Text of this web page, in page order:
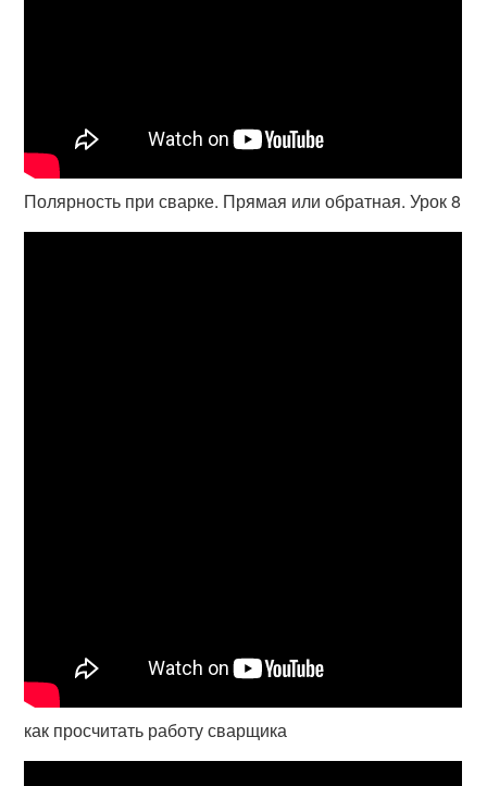
Полярность при сварке. Прямая или обратная. Урок 8
как просчитать работу сварщика